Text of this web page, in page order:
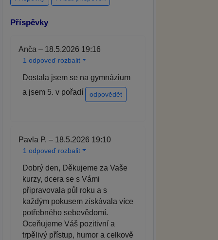
Příspěvky
Anča – 18.5.2026 19:16
1 odpoveď rozbalit
Dostala jsem se na gymnázium
a jsem 5. v pořadí
odpovědět
Pavla P. – 18.5.2026 19:10
1 odpoveď rozbalit
Dobrý den, Děkujeme za Vaše
kurzy, dcera se s Vámi
připravovala půl roku a s
každým pokusem získávala více
potřebného sebevědomí.
Oceňujeme Váš pozitivní a
trpělivý přístup, humor a celkově